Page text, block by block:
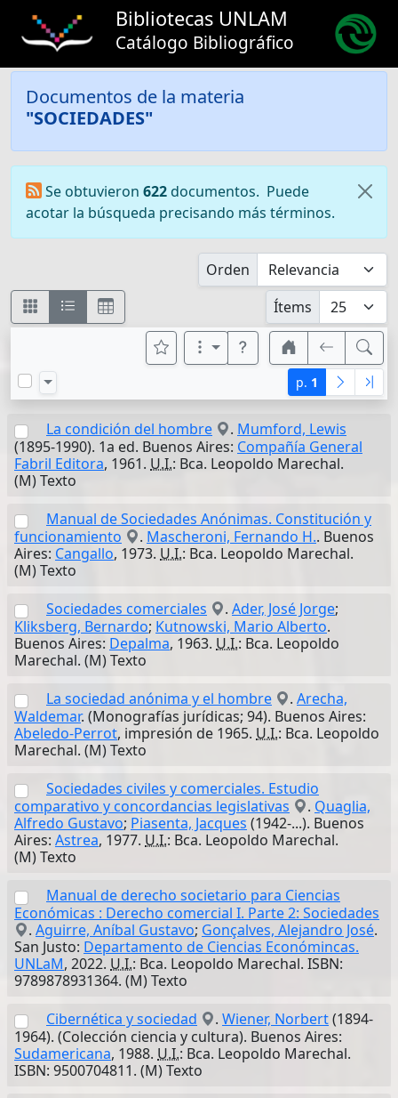
Bibliotecas UNLAM
Catálogo Bibliográfico
Documentos de la materia
"SOCIEDADES"
Se obtuvieron 622documentos. Puede
acotar la búsqueda precisando más términos.
Orden
Ítems
p. 1
La condición del hombre . Mumford, Lewis
(1895-1990). 1a ed. Buenos Aires: Compañía General
Fabril Editora, 1961. U.I.: Bca. Leopoldo Marechal.
(M) Texto
Manual de Sociedades Anónimas. Constitución y
funcionamiento
. Mascheroni, Fernando H.. Buenos
Aires: Cangallo, 1973. U.I.: Bca. Leopoldo Marechal.
(M) Texto
Sociedades comerciales
. Ader, José Jorge;
Kliksberg, Bernardo; Kutnowski, Mario Alberto.
Buenos Aires: Depalma, 1963. U.I.: Bca. Leopoldo
Marechal. (M) Texto
La sociedad anónima y el hombre
. Arecha,
Waldemar. (Monografías jurídicas; 94). Buenos Aires:
Abeledo-Perrot, impresión de 1965. U.I.: Bca. Leopoldo
Marechal. (M) Texto
Sociedades civiles y comerciales. Estudio
comparativo y concordancias legislativas
. Quaglia,
Alfredo Gustavo; Piasenta, Jacques (1942-...). Buenos
Aires: Astrea, 1977. U.I.: Bca. Leopoldo Marechal.
(M) Texto
Manual de derecho societario para Ciencias
Económicas : Derecho comercial I. Parte 2: Sociedades
. Aguirre, Aníbal Gustavo; Gonçalves, Alejandro José.
San Justo: Departamento de Ciencias Económincas.
UNLaM, 2022. U.I.: Bca. Leopoldo Marechal. ISBN:
9789878931364. (M) Texto
Cibernética y sociedad
. Wiener, Norbert(1894-
1964). (Colección ciencia y cultura). Buenos Aires:
Sudamericana, 1988. U.I.: Bca. Leopoldo Marechal.
ISBN: 9500704811. (M) Texto